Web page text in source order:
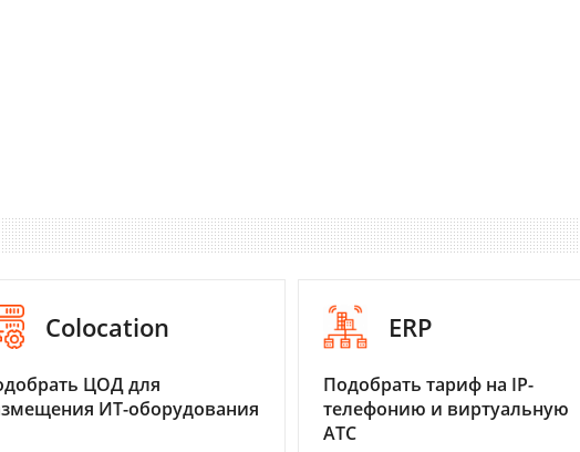
Colocation
ЦОД для
ИТ-оборудования
ERP
Подобрать тариф на IP-
телефонию и виртуальную
АТС